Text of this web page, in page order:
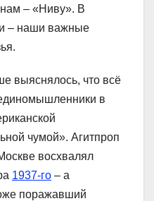
– «Ниву». В
– наши важные
выяснялось, что всё
в
чумой». Агитпроп
восхвалял
1937-го – а
поражавший